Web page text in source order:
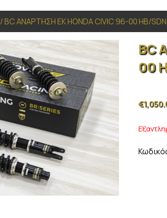
/ BC ΑΝΑΡΤΗΣΗ EK HONDA CIVIC 96-00 HB/SDN
BC
00
€